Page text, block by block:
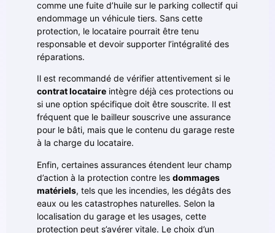
comme une fuite d’huile sur le parking collectif qui
endommage un véhicule tiers. Sans cette
protection, le locataire pourrait être tenu
responsable et devoir supporter l’intégralité des
réparations.
Il est recommandé de vérifier attentivement si le
contrat locataire intègre déjà ces protections ou
si une option spécifique doit être souscrite. Il est
fréquent que le bailleur souscrive une assurance
pour le bâti, mais que le contenu du garage reste
à la charge du locataire.
Enfin, certaines assurances étendent leur champ
d’action à la protection contre les dommages
matériels, tels que les incendies, les dégâts des
eaux ou les catastrophes naturelles. Selon la
localisation du garage et les usages, cette
protection peut s’avérer vitale. Le choix d’un